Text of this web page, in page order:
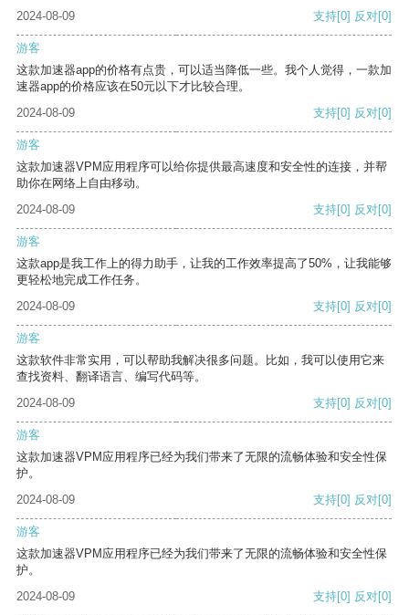
2024-08-09 支持[0] 反对[0]
游客
这款加速器app的价格有点贵，可以适当降低一些。我个人觉得，一款加
速器app的价格应该在50元以下才比较合理。
2024-08-09
支持[0] 反对[0]
游客
这款加速器VPM应用程序可以给你提供最高速度和安全性的连接，并帮
助你在网络上自由移动。
2024-08-09
支持[0] 反对[0]
游客
这款app是我工作上的得力助手，让我的工作效率提高了50%，让我能够
更轻松地完成工作任务。
2024-08-09
支持[0] 反对[0]
游客
这款软件非常实用，可以帮助我解决很多问题。比如，我可以使用它来
查找资料、翻译语言、编写代码等。
2024-08-09
支持[0] 反对[0]
游客
这款加速器VPM应用程序已经为我们带来了无限的流畅体验和安全性保
护。
2024-08-09
支持[0] 反对[0]
游客
这款加速器VPM应用程序已经为我们带来了无限的流畅体验和安全性保
护。
2024-08-09
支持[0] 反对[0]